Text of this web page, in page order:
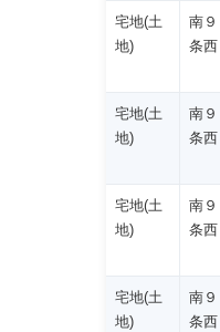
宅地(土
地)
南９
条西
宅地(土
地)
南９
条西
宅地(土
地)
南９
条西
宅地(土
地)
南９
条西